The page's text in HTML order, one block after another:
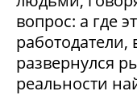
вопрос: а где
работодатели,
развернулся
реальности